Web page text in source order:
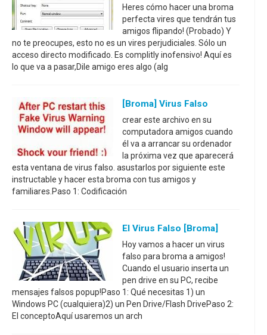
Heres cómo hacer una broma
perfecta vires que tendrán tus
amigos flipando! (Probado) Y
no te preocupes, esto no es un vires perjudiciales. Sólo un
acceso directo modificado. Es complitly inofensivo! Aquí es
lo que va a pasar,Dile amigo eres algo (alg
[Broma] Virus Falso
crear este archivo en su
computadora amigos cuando
él va a arrancar su ordenador
la próxima vez que aparecerá
esta ventana de virus falso. asustarlos por siguiente este
instructable y hacer esta broma con tus amigos y
familiares.Paso 1: Codificación
El Virus Falso [broma]
Hoy vamos a hacer un virus
falso para broma a amigos!
Cuando el usuario inserta un
pen drive en su PC, recibe
mensajes falsos popup!Paso 1: Qué necesitas 1) un
Windows PC (cualquiera)2) un Pen Drive/Flash DrivePaso 2:
El conceptoAquí usaremos un arch